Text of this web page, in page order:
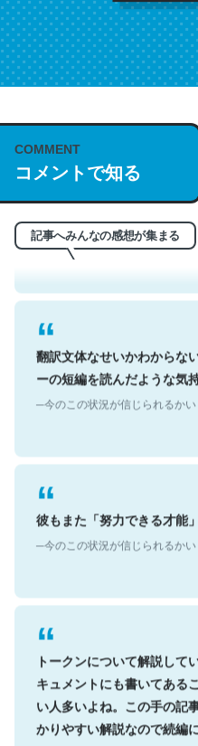
COMMENT
コメントで知る
記事へみんなの感想が集まる
これは名文。彼はとてもク
う。英語少しでも読める人
れ好き。Let’s Fucking
─今のこの状況が信じられるかい
翻訳文体なせいかわからな
ーの短編を読んだような気
─今のこの状況が信じられるか
彼もまた「努力できる才能
─今のこの状況が信じられるか
トークンについて解説して
キュメントにも書いてある
い人多いよね。この手の記
かりやすい解説なので続編